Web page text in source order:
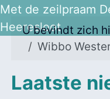
Met de zeilpraam
Heeresloot
U bevindt zich
Wibbo
Laatste